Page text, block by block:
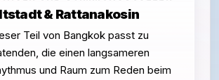
& Rattanakosin
Teil von Bangkok passt zu
die einen langsameren
und Raum zum Reden beim